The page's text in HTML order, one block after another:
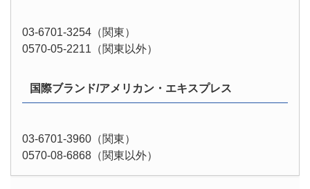
03-6701-3254（関東）
0570-05-2211（関東以外）
国際ブランド/アメリカン・エキスプレス
03-6701-3960（関東）
0570-08-6868（関東以外）